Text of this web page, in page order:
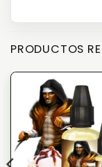
PRODUCTOS